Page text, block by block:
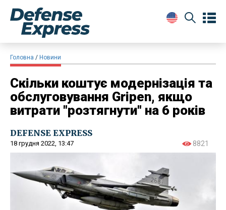
Головна Новини
Скільки коштує модернізація та
обслуговування Gripen, якщо
витрати "розтягнути" на 6 років
DEFENSE EXPRESS
18 грудня 2022, 13:47 8821